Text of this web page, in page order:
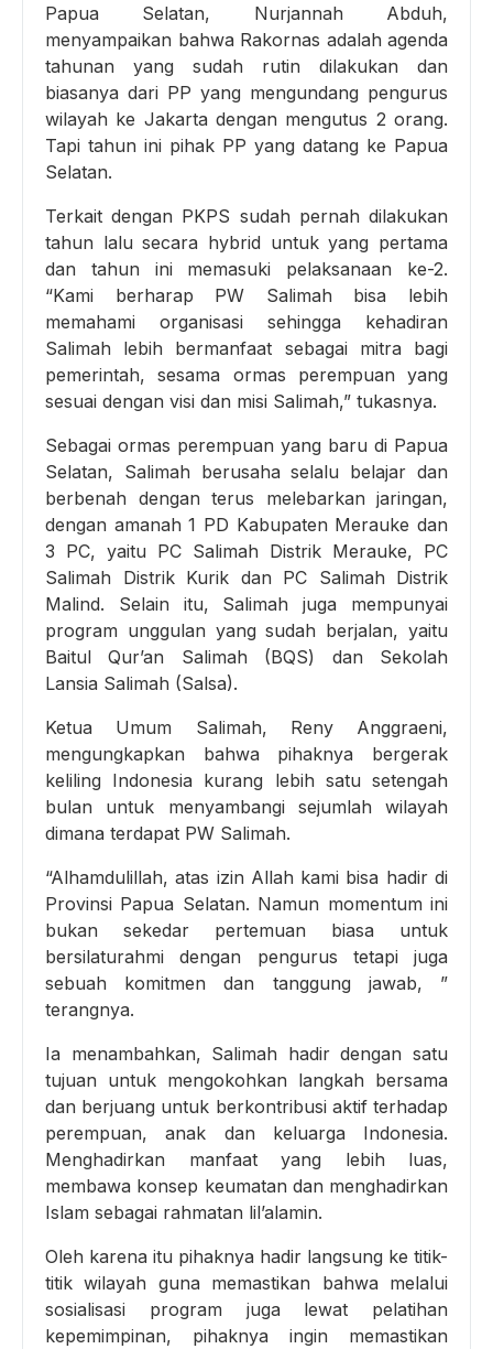
Papua Selatan, Nurjannah Abduh,
menyampaikan bahwa Rakornas adalah agenda
tahunan yang sudah rutin dilakukan dan
biasanya dari PP yang mengundang pengurus
wilayah ke Jakarta dengan mengutus 2 orang.
Tapi tahun ini pihak PP yang datang ke Papua
Selatan.
Terkait dengan PKPS sudah pernah dilakukan
tahun lalu secara hybrid untuk yang pertama
dan tahun ini memasuki pelaksanaan ke-2.
“Kami berharap PW Salimah bisa lebih
memahami organisasi sehingga kehadiran
Salimah lebih bermanfaat sebagai mitra bagi
pemerintah, sesama ormas perempuan yang
sesuai dengan visi dan misi Salimah,” tukasnya.
Sebagai ormas perempuan yang baru di Papua
Selatan, Salimah berusaha selalu belajar dan
berbenah dengan terus melebarkan jaringan,
dengan amanah 1 PD Kabupaten Merauke dan
3 PC, yaitu PC Salimah Distrik Merauke, PC
Salimah Distrik Kurik dan PC Salimah Distrik
Malind. Selain itu, Salimah juga mempunyai
program unggulan yang sudah berjalan, yaitu
Baitul Qur’an Salimah (BQS) dan Sekolah
Lansia Salimah (Salsa).
Ketua Umum Salimah, Reny Anggraeni,
mengungkapkan bahwa pihaknya bergerak
keliling Indonesia kurang lebih satu setengah
bulan untuk menyambangi sejumlah wilayah
dimana terdapat PW Salimah.
“Alhamdulillah, atas izin Allah kami bisa hadir di
Provinsi Papua Selatan. Namun momentum ini
bukan sekedar pertemuan biasa untuk
bersilaturahmi dengan pengurus tetapi juga
sebuah komitmen dan tanggung jawab, ”
terangnya.
Ia menambahkan, Salimah hadir dengan satu
tujuan untuk mengokohkan langkah bersama
dan berjuang untuk berkontribusi aktif terhadap
perempuan, anak dan keluarga Indonesia.
Menghadirkan manfaat yang lebih luas,
membawa konsep keumatan dan menghadirkan
Islam sebagai rahmatan lil’alamin.
Oleh karena itu pihaknya hadir langsung ke titik-
titik wilayah guna memastikan bahwa melalui
sosialisasi program juga lewat pelatihan
kepemimpinan, pihaknya ingin memastikan